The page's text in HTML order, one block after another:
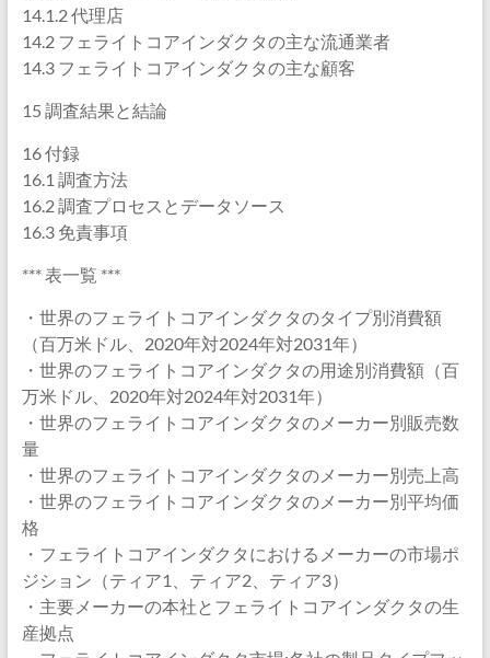
14.1.2 代理店
14.2 フェライトコアインダクタの主な流通業者
14.3 フェライトコアインダクタの主な顧客
15 調査結果と結論
16 付録
16.1 調査方法
16.2 調査プロセスとデータソース
16.3 免責事項
*** 表一覧 ***
・世界のフェライトコアインダクタのタイプ別消費額
（百万米ドル、2020年対2024年対2031年）
・世界のフェライトコアインダクタの用途別消費額（百
万米ドル、2020年対2024年対2031年）
・世界のフェライトコアインダクタのメーカー別販売数
量
・世界のフェライトコアインダクタのメーカー別売上高
・世界のフェライトコアインダクタのメーカー別平均価
格
・フェライトコアインダクタにおけるメーカーの市場ポ
ジション（ティア1、ティア2、ティア3）
・主要メーカーの本社とフェライトコアインダクタの生
産拠点